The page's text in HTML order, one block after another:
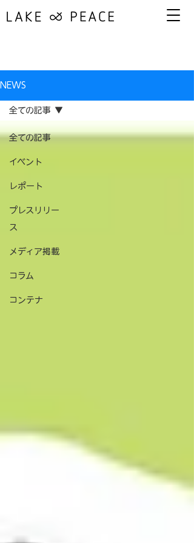
NEWS
全ての記事
イベント
レポート
プレスリリー
ス
メディア掲載
コラム
コンテナ
全ての記事